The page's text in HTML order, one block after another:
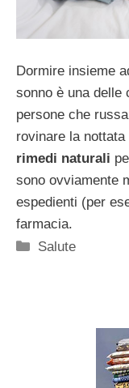
Dormire insieme
sonno è una delle
persone che
rovinare la
rimedi naturali
sono ovviamente
espedienti (per
farmacia.
Categorie
Salute